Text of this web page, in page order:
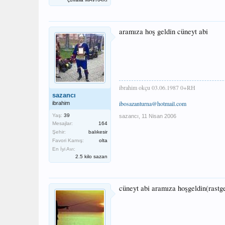
sazancı
ibrahim
Yaş: 39
Mesajlar:
164
Şehir:
balıkesir
Favori Kamış:
olta
En İyi Avı:
2.5 kilo sazan
aramıza hoş geldin cüneyt abi
ibrahim okçu 03.06.1987 0+RH
ibosazanturna@hotmail.com
sazancı 11 Nisan 2006
cüneyt abi aramıza